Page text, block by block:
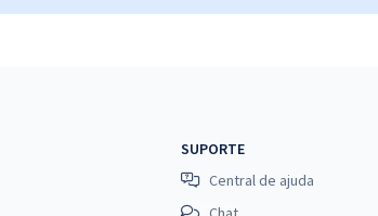
SUPORTE
Central de ajuda